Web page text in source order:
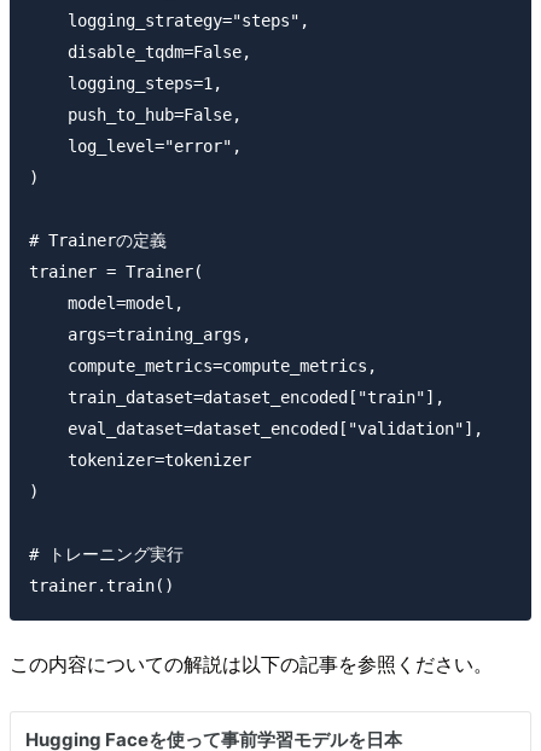
    logging_strategy="steps",
    disable_tqdm=False,
    logging_steps=1,
    push_to_hub=False,
    log_level="error",
)
# Trainerの定義
trainer = Trainer(
    model=model,
    args=training_args,
    compute_metrics=compute_metrics,
    train_dataset=dataset_encoded["train"],
    eval_dataset=dataset_encoded["validation"],
    tokenizer=tokenizer
)
# トレーニング実行
この内容についての解説は以下の記事を参照ください。